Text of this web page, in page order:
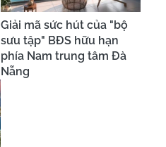
Giải mã sức hút của "bộ
sưu tập" BĐS hữu hạn
phía Nam trung tâm Đà
Nẵng